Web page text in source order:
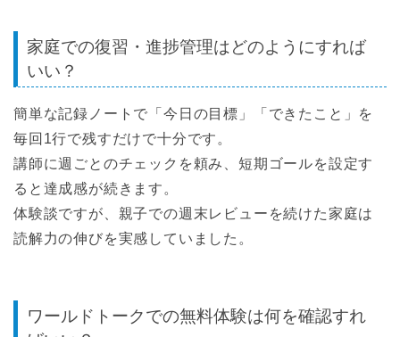
家庭での復習・進捗管理はどのようにすれば
いい？
簡単な記録ノートで「今日の目標」「できたこと」を
毎回1行で残すだけで十分です。
講師に週ごとのチェックを頼み、短期ゴールを設定す
ると達成感が続きます。
体験談ですが、親子での週末レビューを続けた家庭は
読解力の伸びを実感していました。
ワールドトークでの無料体験は何を確認すれ